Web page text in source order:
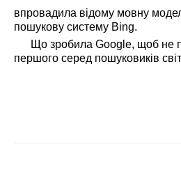
впровадила відому мовну
пошукову систему Bing.
Що зробила Google, щоб не
першого серед пошуковиків